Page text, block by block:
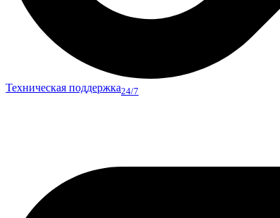
Техническая поддержка24/7